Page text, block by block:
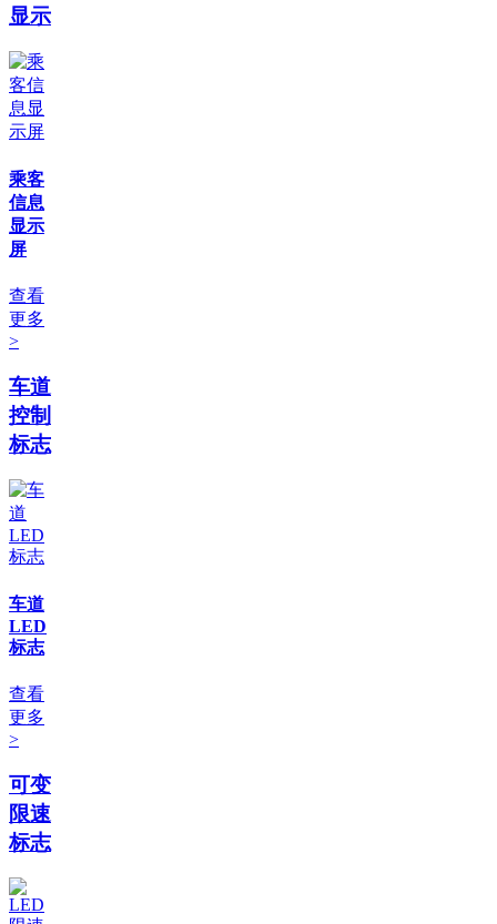
显示
乘客
信息
显示
屏
查看
更多
>
车道
控制
标志
车道
LED
标志
查看
更多
>
可变
限速
标志